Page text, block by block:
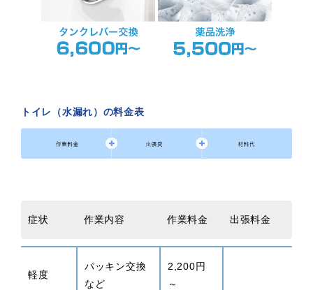
トイレ（水漏れ）の料金表
症状 作業内容 作業料金 出張料金
軽度
パッキン交換
など
2,200円
～